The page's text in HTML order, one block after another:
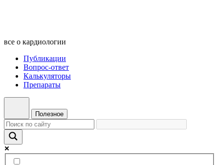
все о кардиологии
Публикации
Вопрос-ответ
Калькуляторы
Препараты
Полезное